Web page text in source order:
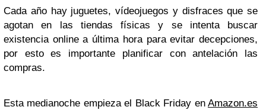
Cada año hay juguetes, vídeojuegos y disfraces que se
agotan en las tiendas físicas y se intenta buscar
existencia online a última hora para evitar decepciones,
por esto es importante planificar con antelación las
compras.
Esta medianoche empieza el Black Friday en Amazon.es